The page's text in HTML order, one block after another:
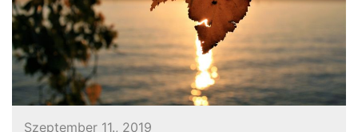
Szeptember 11., 2019